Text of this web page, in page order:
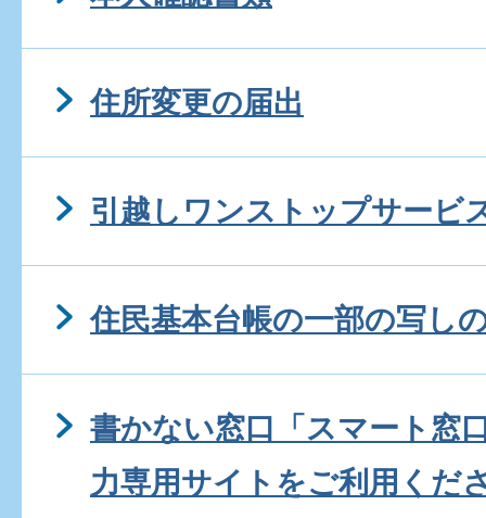
住所変更の届出
引越しワンストップサービ
住民基本台帳の一部の写し
書かない窓口「スマート窓
力専用サイトをご利用くだ